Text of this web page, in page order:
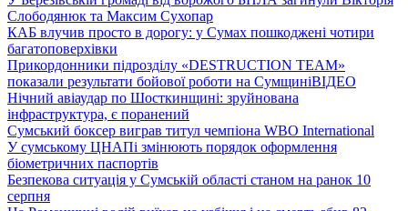
Слободянюк та Максим Сухопар
КАБ влучив просто в дорогу: у Сумах пошкоджені чотири
багатоповерхівки
Прикордонники підрозділу «DESTRUCTION TEAM»
показали результати бойової роботи на СумщиніВІДЕО
Нічний авіаудар по Шосткинщині: зруйнована
інфраструктура, є поранений
Сумський боксер виграв титул чемпіона WBO International
У сумському ЦНАПі змінюють порядок оформлення
біометричних паспортів
Безпекова ситуація у Сумській області станом на ранок 10
серпня